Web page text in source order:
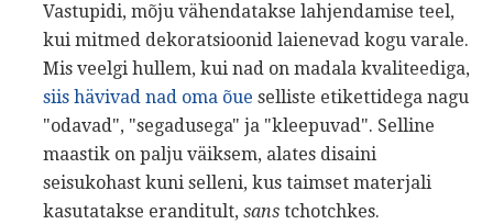
Vastupidi, mõju vähendatakse lahjendamise teel,
kui mitmed dekoratsioonid laienevad kogu varale.
Mis veelgi hullem, kui nad on madala kvaliteediga,
siis hävivad nad oma õue selliste etikettidega nagu
"odavad", "segadusega" ja "kleepuvad". Selline
maastik on palju väiksem, alates disaini
seisukohast kuni selleni, kus taimset materjali
kasutatakse eranditult, sans tchotchkes.